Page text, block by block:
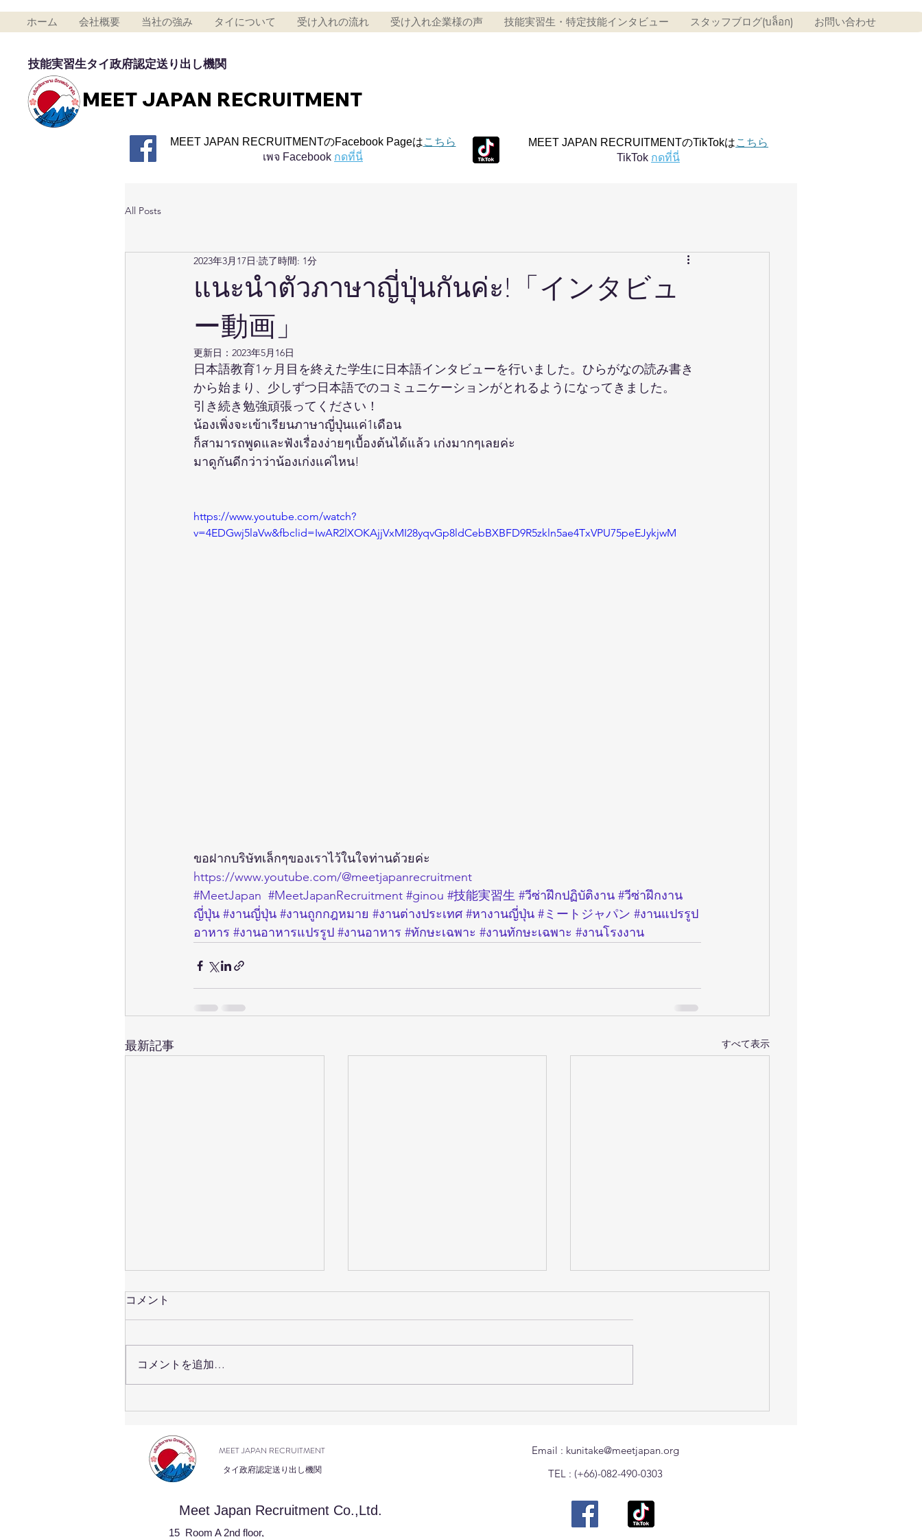
ホーム 会社概要 当社の強み タイについて 受け入れの流れ 受け入れ企業様の声 技能実習生・特定技能インタビュー スタッフブログ(บล็อก) お問い合わせ
技能実習生タイ政府認定送り出し機関
MEET JAPAN RECRUITMENT
MEET JAPAN RECRUITMENTのFacebook Pageはこちら
เพจ Facebook กดที่นี่
MEET JAPAN RECRUITMENTのTikTokはこちら
TikTok กดที่นี่
All Posts
แนะนำตัวภาษาญี่ปุ่นกันค่ะ!「インタビュ
ー動画」
2023年3月17日 読了時間: 1分
更新日： 2023年5月16日
日本語教育1ヶ月目を終えた学生に日本語インタビューを行いました。ひらがなの読み書き
から始まり、少しずつ日本語でのコミュニケーションがとれるようになってきました。
引き続き勉強頑張ってください！
น้องเพิ่งจะเข้าเรียนภาษาญี่ปุ่นแค่1เดือน
ก็สามารถพูดและฟังเรื่องง่ายๆเบื้องต้นได้แล้ว เก่งมากๆเลยค่ะ
มาดูกันดีกว่าว่าน้องเก่งแค่ไหน!
https://www.youtube.com/watch?
v=4EDGwj5laVw&fbclid=IwAR2lXOKAjjVxMI28yqvGp8ldCebBXBFD9R5zkln5ae4TxVPU75peEJykjwM
ขอฝากบริษัทเล็กๆของเราไว้ในใจท่านด้วยค่ะ
https://www.youtube.com/@meetjapanrecruitment
#MeetJapan #MeetJapanRecruitment #ginou #技能実習生 #วีซ่าฝึกปฏิบัติงาน #วีซ่าฝึกงาน
ญี่ปุ่น #งานญี่ปุ่น #งานถูกกฎหมาย #งานต่างประเทศ #หางานญี่ปุ่น #ミートジャパン #งานแปรรูป
อาหาร #งานอาหารแปรรูป #งานอาหาร #ทักษะเฉพาะ #งานทักษะเฉพาะ #งานโรงงาน
最新記事 すべて表示
技能実習生の家庭訪問を行い
สำนักงานแรงงานในประเทศ
เนื่องในโอกาสวันเฉลิม
๒๕๖๙
コメント
コメントを追加…
MEET JAPAN RECRUITMENT
タイ政府認定送り出し機関
Meet Japan Recruitment Co.,Ltd.
15 Room A 2nd floor,
Email : kunitake@meetjapan.org
TEL : (+66)-082-490-0303